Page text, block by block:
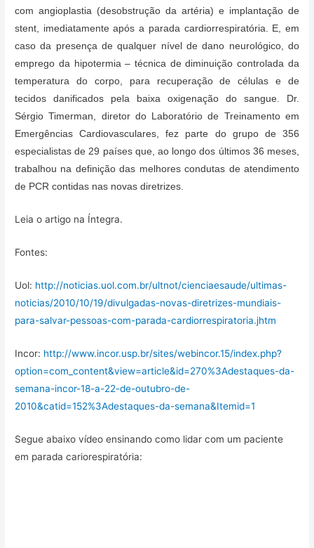
com angioplastia (desobstrução da artéria) e implantação de
stent, imediatamente após a parada cardiorrespiratória. E, em
caso da presença de qualquer nível de dano neurológico, do
emprego da hipotermia – técnica de diminuição controlada da
temperatura do corpo, para recuperação de células e de
tecidos danificados pela baixa oxigenação do sangue. Dr.
Sérgio Timerman, diretor do Laboratório de Treinamento em
Emergências Cardiovasculares, fez parte do grupo de 356
especialistas de 29 países que, ao longo dos últimos 36 meses,
trabalhou na definição das melhores condutas de atendimento
de PCR contidas nas novas diretrizes.
Leia o artigo na Íntegra.
Fontes:
Uol: http://noticias.uol.com.br/ultnot/cienciaesaude/ultimas-
noticias/2010/10/19/divulgadas-novas-diretrizes-mundiais-
para-salvar-pessoas-com-parada-cardiorrespiratoria.jhtm
Incor: http://www.incor.usp.br/sites/webincor.15/index.php?
option=com_content&view=article&id=270%3Adestaques-da-
semana-incor-18-a-22-de-outubro-de-
2010&catid=152%3Adestaques-da-semana&Itemid=1
Segue abaixo vídeo ensinando como lidar com um paciente
em parada cariorespiratória: